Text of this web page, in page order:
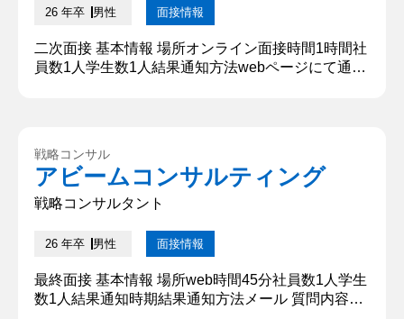
26 年卒 男性 面接情報
二次面接 基本情報 場所オンライン面接時間1時間社
員数1人学生数1人結果通知方法webページにて通知
顔にする一助となりたいと考えている。そのなかで
自身の強みを最も活かせるのは、潜在的な課題を分
析し実行までの解決...
戦略コンサル
アビームコンサルティング
戦略コンサルタント
26 年卒 男性 面接情報
最終面接 基本情報 場所web時間45分社員数1人学生
数1人結果通知時期結果通知方法メール 質問内容・